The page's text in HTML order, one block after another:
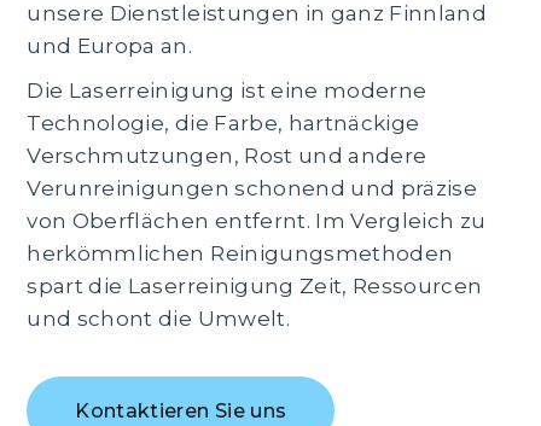
unsere Dienstleistungen in ganz Finnland
und Europa an.
Die Laserreinigung ist eine moderne
Technologie, die Farbe, hartnäckige
Verschmutzungen, Rost und andere
Verunreinigungen schonend und präzise
von Oberflächen entfernt. Im Vergleich zu
herkömmlichen Reinigungsmethoden
spart die Laserreinigung Zeit, Ressourcen
und schont die Umwelt.
Kontaktieren Sie uns